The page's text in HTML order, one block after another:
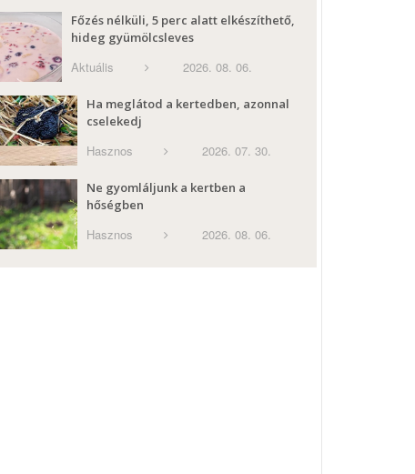
Főzés nélküli, 5 perc alatt elkészíthető,
hideg gyümölcsleves
Aktuális 2026. 08. 06.
Ha meglátod a kertedben, azonnal
cselekedj
Hasznos 2026. 07. 30.
Ne gyomláljunk a kertben a
hőségben
Hasznos 2026. 08. 06.